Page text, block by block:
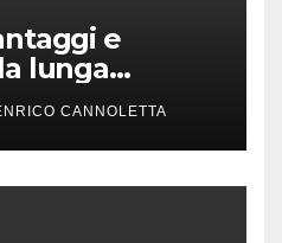
e
lunga
CANNOLETTA